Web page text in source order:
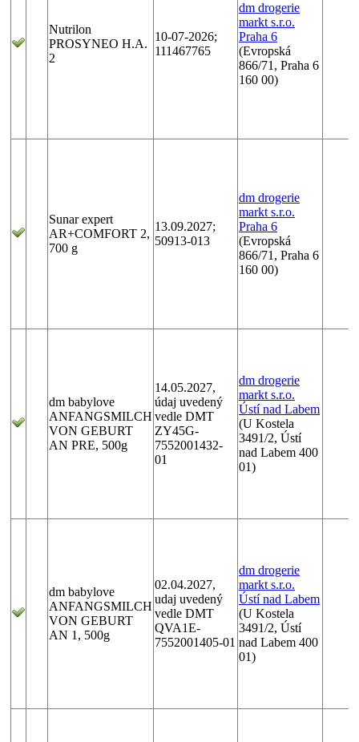
Nutrilon
PROSYNEO H.A.
2
10-07-2026;
111467765
dm drogerie
markt s.r.o.
Praha 6
(Evropská
866/71, Praha 6
160 00)
Sunar expert
AR+COMFORT 2,
700 g
13.09.2027;
50913-013
dm drogerie
markt s.r.o.
Praha 6
(Evropská
866/71, Praha 6
160 00)
dm babylove
ANFANGSMILCH
VON GEBURT
AN PRE, 500g
14.05.2027,
údaj uvedený
vedle DMT
ZY45G-
7552001432-
01
dm drogerie
markt s.r.o.
Ústí nad Labem
(U Kostela
3491/2, Ústí
nad Labem 400
01)
dm babylove
ANFANGSMILCH
VON GEBURT
AN 1, 500g
02.04.2027,
udaj uvedený
vedle DMT
QVA1E-
7552001405-01
dm drogerie
markt s.r.o.
Ústí nad Labem
(U Kostela
3491/2, Ústí
nad Labem 400
01)